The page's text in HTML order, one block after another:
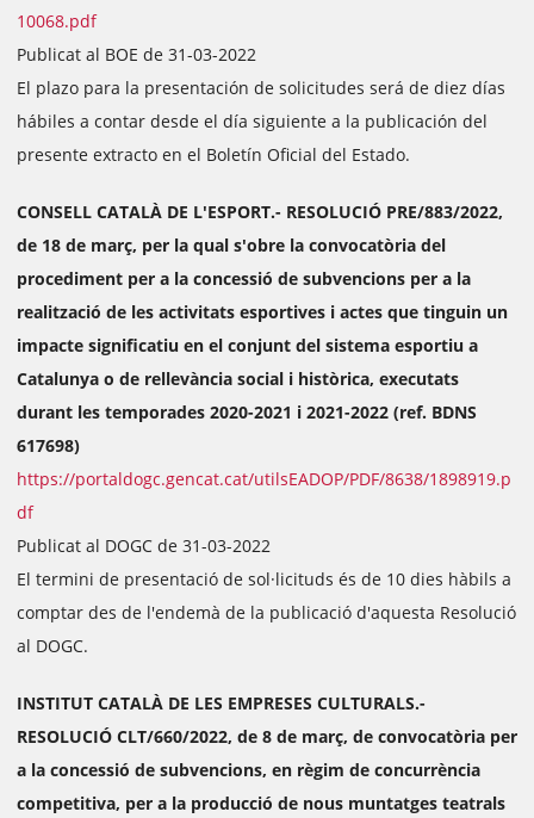
10068.pdf
Publicat al BOE de 31-03-2022
El plazo para la presentación de solicitudes será de diez días
hábiles a contar desde el día siguiente a la publicación del
presente extracto en el Boletín Oficial del Estado.
CONSELL CATALÀ DE L'ESPORT.- RESOLUCIÓ PRE/883/2022,
de 18 de març, per la qual s'obre la convocatòria del
procediment per a la concessió de subvencions per a la
realització de les activitats esportives i actes que tinguin un
impacte significatiu en el conjunt del sistema esportiu a
Catalunya o de rellevància social i històrica, executats
durant les temporades 2020-2021 i 2021-2022 (ref. BDNS
617698)
https://portaldogc.gencat.cat/utilsEADOP/PDF/8638/1898919.p
df
Publicat al DOGC de 31-03-2022
El termini de presentació de sol·licituds és de 10 dies hàbils a
comptar des de l'endemà de la publicació d'aquesta Resolució
al DOGC.
INSTITUT CATALÀ DE LES EMPRESES CULTURALS.-
RESOLUCIÓ CLT/660/2022, de 8 de març, de convocatòria per
a la concessió de subvencions, en règim de concurrència
competitiva, per a la producció de nous muntatges teatrals